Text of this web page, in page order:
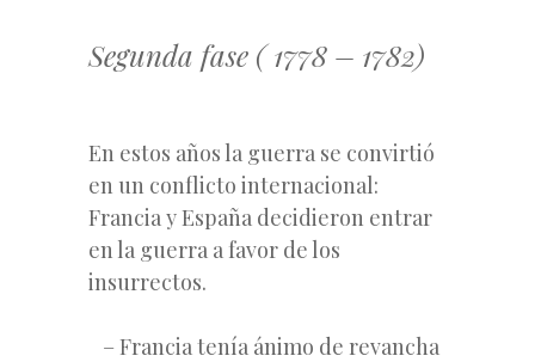
Segunda fase ( 1778 – 1782)
En estos años la guerra se convirtió
en un conflicto internacional:
Francia y España decidieron entrar
en la guerra a favor de los
insurrectos.
– Francia tenía ánimo de revancha